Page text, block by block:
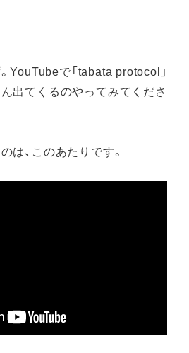
YouTubeで「tabata protocol」
出てくるのやってみてくださ
は、このあたりです。